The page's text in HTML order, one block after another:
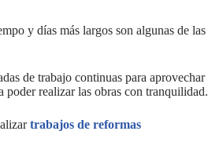
y días más largos son algunas de las
de trabajo continuas para aprovechar
poder realizar las obras con tranquilidad.
trabajos de reformas